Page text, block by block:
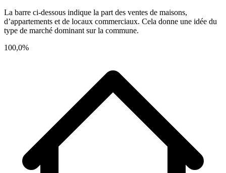
La barre ci-dessous indique la part des ventes de maisons,
d’appartements et de locaux commerciaux. Cela donne une idée du
type de marché dominant sur la commune.
100,0%